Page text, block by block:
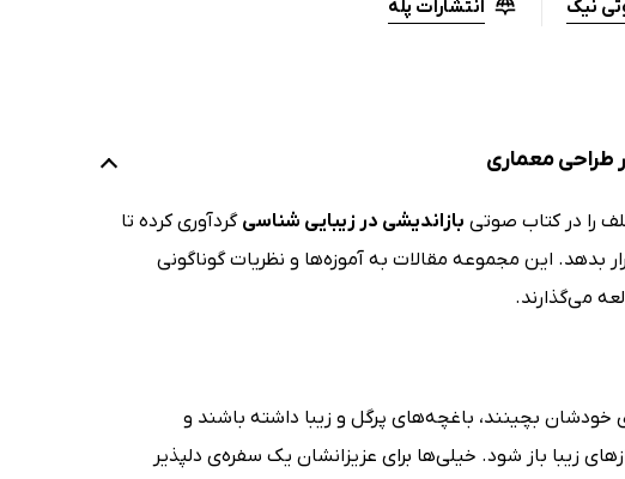
نیک انتشارات پله
طراحی معماری
را در کتاب صوتی بازاندیشی در زیبایی شناسی گردآوری کرده تا
بدهد. این مجموعه مقالات به آموزه‌ها و نظریات گوناگونی
می‌گذارند.
خودشان بچینند، باغچه‌های پرگل و زیبا داشته باشند و
زیبا باز شود. خیلی‌ها برای عزیزانشان یک سفره‌ی دلپذیر